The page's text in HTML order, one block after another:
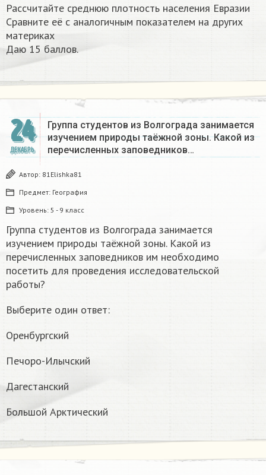
Рассчитайте среднюю плотность населения Евразии
Сравните её с аналогичным показателем на других
материках​
Даю 15 баллов.
24
ДЕКАБРЬ
Группа студентов из Волгограда занимается
изучением природы таёжной зоны. Какой из
перечисленных заповедников…
Автор: 81Elishka81
Предмет: География
Уровень: 5 - 9 класс
Группа студентов из Волгограда занимается
изучением природы таёжной зоны. Какой из
перечисленных заповедников им необходимо
посетить для проведения исследовательской
работы?
Выберите один ответ:
Оренбургский
Печоро-Илычский
Дагестанский
Большой Арктический